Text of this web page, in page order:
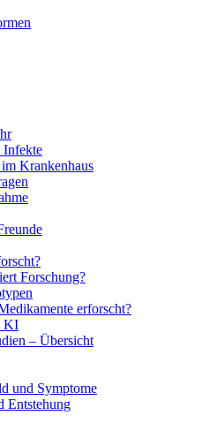
Infekte
Krankenhaus
Forschung?
erforscht?
KI
– Übersicht
und Symptome
Entstehung